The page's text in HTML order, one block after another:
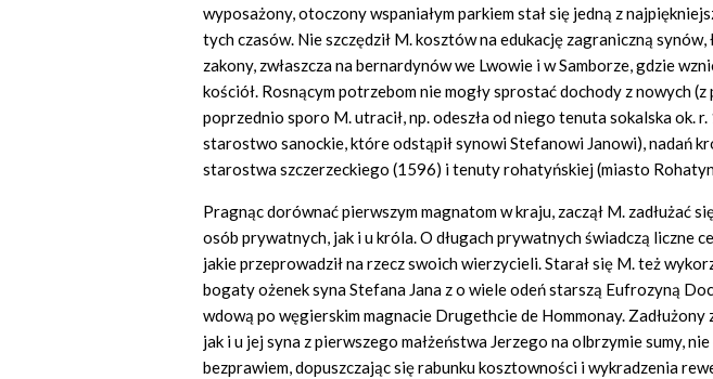
wyposażony, otoczony wspaniałym parkiem stał się jedną z
tych czasów. Nie szczędził M. kosztów na edukację zagraniczną synów,
zakony, zwłaszcza na bernardynów we Lwowie i w Samborze, gdzie
kościół. Rosnącym potrzebom nie mogły sprostać dochody z nowych (z
poprzednio sporo M. utracił, np. odeszła od niego tenuta sokalska ok.
starostwo sanockie, które odstąpił synowi Stefanowi Janowi), nadań
starostwa szczerzeckiego (1596) i tenuty rohatyńskiej (miasto
Pragnąc dorównać pierwszym magnatom w kraju, zaczął M. zadłużać
osób prywatnych, jak i u króla. O długach prywatnych świadczą liczne
jakie przeprowadził na rzecz swoich wierzycieli. Starał się M. też
bogaty ożenek syna Stefana Jana z o wiele odeń starszą Eufrozyną
wdową po węgierskim magnacie Drugethcie de Hommonay. Zadłużony
jak i u jej syna z pierwszego małżeństwa Jerzego na olbrzymie sumy,
bezprawiem, dopuszczając się rabunku kosztowności i wykradzenia